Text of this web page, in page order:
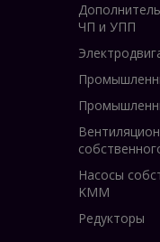
ЧП и УПП
Насосы
KMM
Редукторы